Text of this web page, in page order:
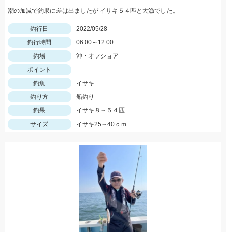
潮の加減で釣果に差は出ましたが イサキ５４匹と大漁でした。
釣行日
2022/05/28
釣行時間
06:00～12:00
釣場
沖・オフショア
ポイント
釣魚
イサキ
釣り方
船釣り
釣果
イサキ８～５４匹
サイズ
イサキ25～40ｃｍ